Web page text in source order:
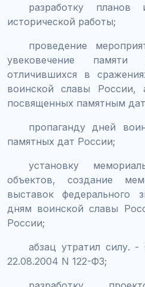
разработку
исторической работы;
проведение
увековечение памяти
отличившихся в
воинской славы России,
посвященных памятным
пропаганду дней
памятных дат России;
установку
объектов, создание
выставок федерального
дням воинской славы
России;
абзац утратил силу.
22.08.2004 N 122-ФЗ;